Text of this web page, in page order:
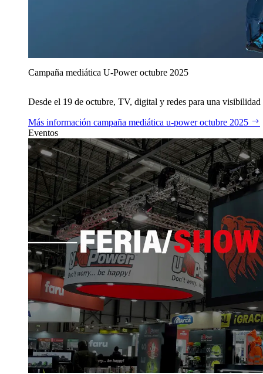
Campaña mediática U‑Power octubre 2025
Desde el 19 de octubre, TV, digital y redes para una
Más información campaña mediática u‑power octubre 2025
Eventos